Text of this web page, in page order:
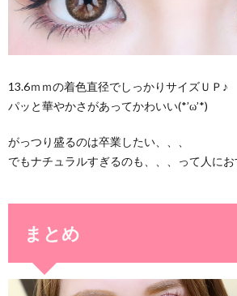
13.6ｍｍの着色直径でしっかりサイズＵＰ♪
パッと華やかさがあってかわいい(*’ω’*)
がっつり盛るのは卒業したい、、、
でもナチュラルすぎるのも、、、って人にお
まとめ